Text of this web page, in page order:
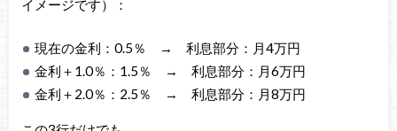
イメージです）：
現在の金利：0.5％ → 利息部分：月4万円
金利＋1.0％：1.5％ → 利息部分：月6万円
金利＋2.0％：2.5％ → 利息部分：月8万円